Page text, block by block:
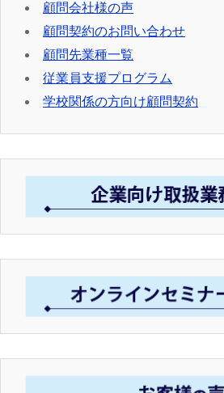
顧問会社様の声
顧問契約のお問い合わせ
顧問先業種一覧
従業員支援プログラム
学校関係の方向け顧問契約